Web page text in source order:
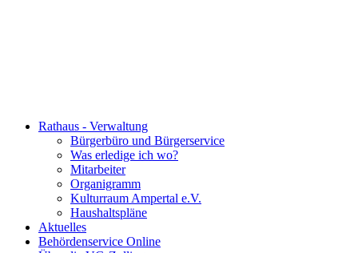
Rathaus - Verwaltung
Bürgerbüro und Bürgerservice
Was erledige ich wo?
Mitarbeiter
Organigramm
Kulturraum Ampertal e.V.
Haushaltspläne
Aktuelles
Behördenservice Online